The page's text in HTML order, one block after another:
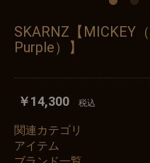
SKARNZ【MICKEY
Purple）】
￥14,300 税込
関連カテゴリ
アイテム